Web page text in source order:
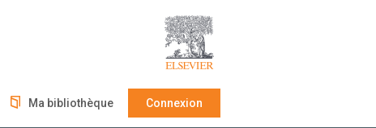
Ma bibliothèque Connexion